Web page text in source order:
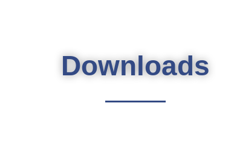
Downloads